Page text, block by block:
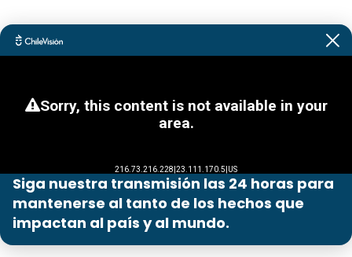
Siga nuestra transmisión las 24 horas para
mantenerse al tanto de los hechos que
impactan al país y al mundo.
Programas